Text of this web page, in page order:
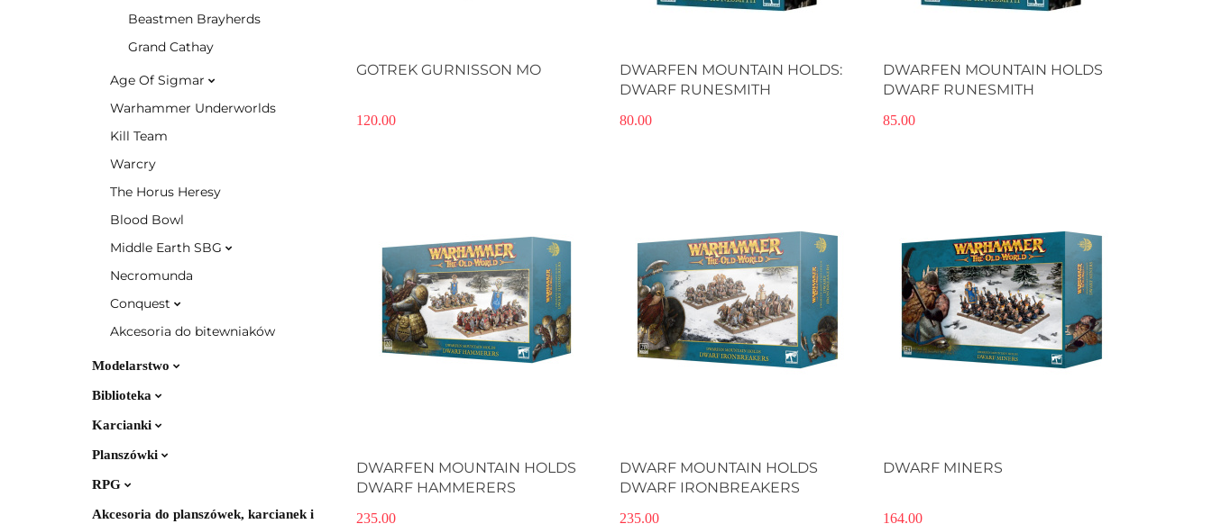
Beastmen Brayherds
Grand Cathay
Age Of Sigmar
Warhammer Underworlds
Kill Team
Warcry
The Horus Heresy
Blood Bowl
Middle Earth SBG
Necromunda
Conquest
Akcesoria do bitewniaków
Modelarstwo
Biblioteka
Karcianki
Planszówki
RPG
Akcesoria do planszówek, karcianek i
GOTREK GURNISSON MO
120.00
DWARFEN MOUNTAIN HOLDS:
DWARF RUNESMITH
80.00
DWARFEN MOUNTAIN HOLDS
DWARF RUNESMITH
85.00
DWARFEN MOUNTAIN HOLDS
DWARF HAMMERERS
235.00
DWARF MOUNTAIN HOLDS
DWARF IRONBREAKERS
235.00
DWARF MINERS
164.00